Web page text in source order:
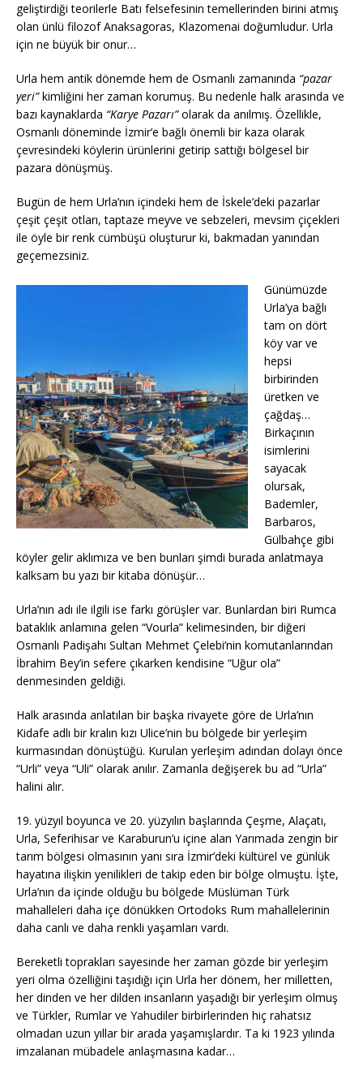
geliştirdiği teorilerle Batı felsefesinin temellerinden birini atmış
olan ünlü filozof Anaksagoras, Klazomenai doğumludur. Urla
için ne büyük bir onur…
Urla hem antik dönemde hem de Osmanlı zamanında “pazar
yeri”kimliğini her zaman korumuş. Bu nedenle halk arasında ve
bazı kaynaklarda “Karye Pazarı”olarak da anılmış. Özellikle,
Osmanlı döneminde İzmir’e bağlı önemli bir kaza olarak
çevresindeki köylerin ürünlerini getirip sattığı bölgesel bir
pazara dönüşmüş.
Bugün de hem Urla’nın içindeki hem de İskele’deki pazarlar
çeşit çeşit otları, taptaze meyve ve sebzeleri, mevsim çiçekleri
ile öyle bir renk cümbüşü oluşturur ki, bakmadan yanından
geçemezsiniz.
Günümüzde
Urla’ya bağlı
tam on dört
köy var ve
hepsi
birbirinden
üretken ve
çağdaş…
Birkaçının
isimlerini
sayacak
olursak,
Bademler,
Barbaros,
Gülbahçe gibi
köyler gelir aklımıza ve ben bunları şimdi burada anlatmaya
kalksam bu yazı bir kitaba dönüşür…
Urla’nın adı ile ilgili ise farkı görüşler var. Bunlardan biri Rumca
bataklık anlamına gelen “Vourla” kelimesinden, bir diğeri
Osmanlı Padişahı Sultan Mehmet Çelebi’nin komutanlarından
İbrahim Bey’in sefere çıkarken kendisine “Uğur ola”
denmesinden geldiği.
Halk arasında anlatılan bir başka rivayete göre de Urla’nın
Kidafe adlı bir kralın kızı Ulice’nin bu bölgede bir yerleşim
kurmasından dönüştüğü. Kurulan yerleşim adından dolayı önce
“Urli” veya “Uli” olarak anılır. Zamanla değişerek bu ad “Urla”
halini alır.
19. yüzyıl boyunca ve 20. yüzyılın başlarında Çeşme, Alaçatı,
Urla, Seferihisar ve Karaburun’u içine alan Yarımada zengin bir
tarım bölgesi olmasının yanı sıra İzmir’deki kültürel ve günlük
hayatına ilişkin yenilikleri de takip eden bir bölge olmuştu. İşte,
Urla’nın da içinde olduğu bu bölgede Müslüman Türk
mahalleleri daha içe dönükken Ortodoks Rum mahallelerinin
daha canlı ve daha renkli yaşamları vardı.
Bereketli toprakları sayesinde her zaman gözde bir yerleşim
yeri olma özelliğini taşıdığı için Urla her dönem, her milletten,
her dinden ve her dilden insanların yaşadığı bir yerleşim olmuş
ve Türkler, Rumlar ve Yahudiler birbirlerinden hiç rahatsız
olmadan uzun yıllar bir arada yaşamışlardır. Ta ki 1923 yılında
imzalanan mübadele anlaşmasına kadar…